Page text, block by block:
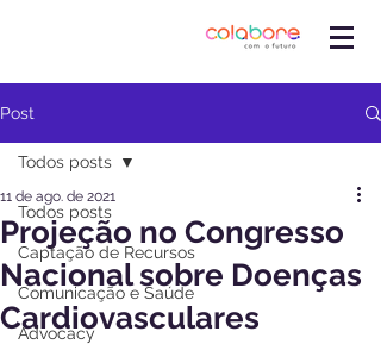
Post
Todos posts
Captação de Recursos
Comunicação e Saúde
Advocacy
Todos posts
Projeção no Congresso
Nacional sobre Doenças
Cardiovasculares
11 de ago. de 2021